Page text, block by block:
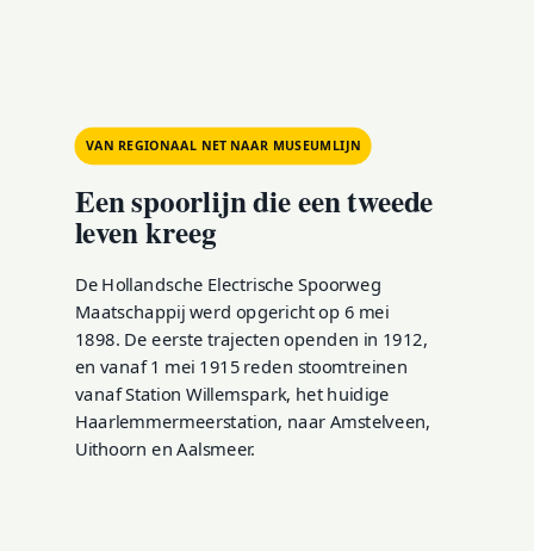
VAN REGIONAAL NET NAAR MUSEUMLIJN
Een spoorlijn die een tweede
leven kreeg
De Hollandsche Electrische Spoorweg
Maatschappij werd opgericht op 6 mei
1898. De eerste trajecten openden in 1912,
en vanaf 1 mei 1915 reden stoomtreinen
vanaf Station Willemspark, het huidige
Haarlemmermeerstation, naar Amstelveen,
Uithoorn en Aalsmeer.